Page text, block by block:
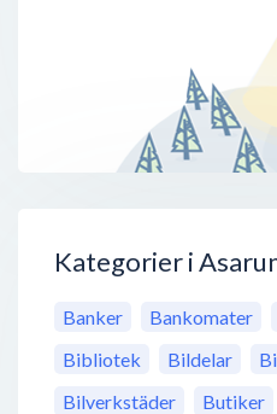
Kategorier i
Banker Bankomater
Bibliotek
Bildelar
Bilverkstäder
Butiker